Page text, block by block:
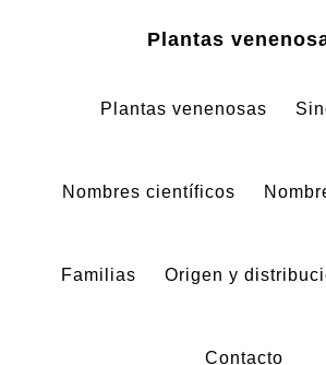
Plantas
Plantas venenosas
Nombres científicos
Familias Origen y
Contacto